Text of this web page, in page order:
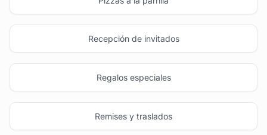
Recepción de invitados
Regalos especiales
Remises y traslados